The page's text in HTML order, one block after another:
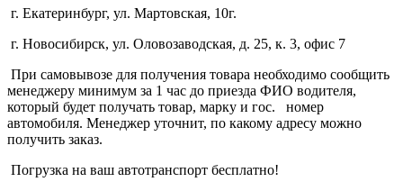
г. Екатеринбург, ул. Мартовская, 10г.
г. Новосибирск, ул. Оловозаводская, д. 25, к. 3, офис 7
При самовывозе для получения товара необходимо сообщить
менеджеру минимум за 1 час до приезда ФИО водителя,
который будет получать товар, марку и гос. номер
автомобиля. Менеджер уточнит, по какому адресу можно
получить заказ.
Погрузка на ваш автотранспорт бесплатно!